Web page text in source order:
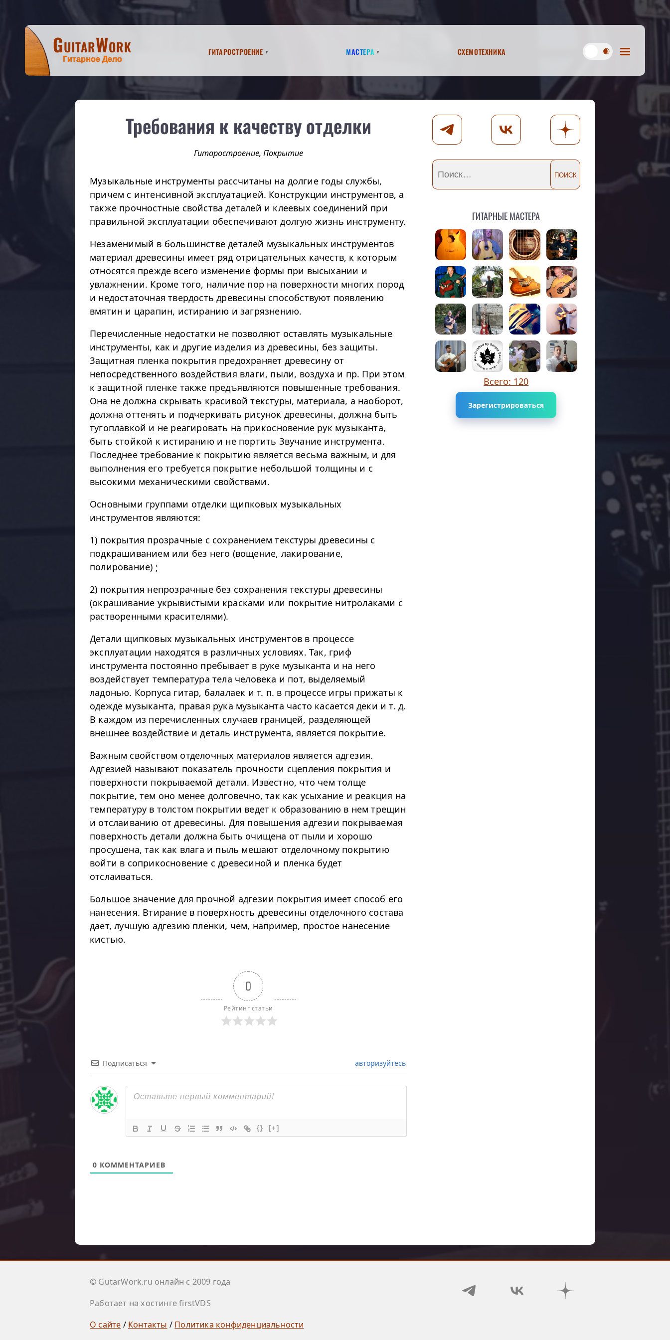
GuitarWork
Гитарное Дело
Гитаростроение Мастера Схемотехника
Требования к качеству отделки
Гитаростроение, Покрытие
Музыкальные инструменты рассчитаны на долгие годы службы,
причем с интенсивной эксплуатацией. Конструкции инструментов, а
также прочностные свойства деталей и клеевых соединений при
правильной эксплуатации обеспечивают долгую жизнь инструменту.
Незаменимый в большинстве деталей музыкальных инструментов
материал древесины имеет ряд отрицательных качеств, к которым
относятся прежде всего изменение формы при высыхании и
увлажнении. Кроме того, наличие пор на поверхности многих пород
и недостаточная твердость древесины способствуют появлению
вмятин и царапин, истиранию и загрязнению.
Перечисленные недостатки не позволяют оставлять музыкальные
инструменты, как и другие изделия из древесины, без защиты.
Защитная пленка покрытия предохраняет древесину от
непосредственного воздействия влаги, пыли, воздуха и пр. При этом
к защитной пленке также предъявляются повышенные требования.
Она не должна скрывать красивой текстуры, материала, а наоборот,
должна оттенять и подчеркивать рисунок древесины, должна быть
тугоплавкой и не реагировать на прикосновение рук музыканта,
быть стойкой к истиранию и не портить Звучание инструмента.
Последнее требование к покрытию является весьма важным, и для
выполнения его требуется покрытие небольшой толщины и с
высокими механическими свойствами.
Основными группами отделки щипковых музыкальных
инструментов являются:
1) покрытия прозрачные с сохранением текстуры древесины с
подкрашиванием или без него (вощение, лакирование,
полирование) ;
2) покрытия непрозрачные без сохранения текстуры древесины
(окрашивание укрывистыми красками или покрытие нитролаками с
растворенными красителями).
Детали щипковых музыкальных инструментов в процессе
эксплуатации находятся в различных условиях. Так, гриф
инструмента постоянно пребывает в руке музыканта и на него
воздействует температура тела человека и пот, выделяемый
ладонью. Корпуса гитар, балалаек и т. п. в процессе игры прижаты к
одежде музыканта, правая рука музыканта часто касается деки и т. д.
В каждом из перечисленных случаев границей, разделяющей
внешнее воздействие и деталь инструмента, является покрытие.
Важным свойством отделочных материалов является адгезия.
Адгезией называют показатель прочности сцепления покрытия и
поверхности покрываемой детали. Известно, что чем толще
покрытие, тем оно менее долговечно, так как усыхание и реакция на
температуру в толстом покрытии ведет к образованию в нем трещин
и отслаиванию от древесины. Для повышения адгезии покрываемая
поверхность детали должна быть очищена от пыли и хорошо
просушена, так как влага и пыль мешают отделочному покрытию
войти в соприкосновение с древесиной и пленка будет
отслаиваться.
Большое значение для прочной адгезии покрытия имеет способ его
нанесения. Втирание в поверхность древесины отделочного состава
дает, лучшую адгезию пленки, чем, например, простое нанесение
кистью.
0
Рейтинг статьи
Подписаться авторизуйтесь
{} [+]
0 КОММЕНТАРИЕВ
Гитарные мастера
Всего: 120
Зарегистрироваться
© GutarWork.ru онлайн c 2009 года
Работает на хостинге firstVDS
О сайте / Контакты / Политика конфиденциальности